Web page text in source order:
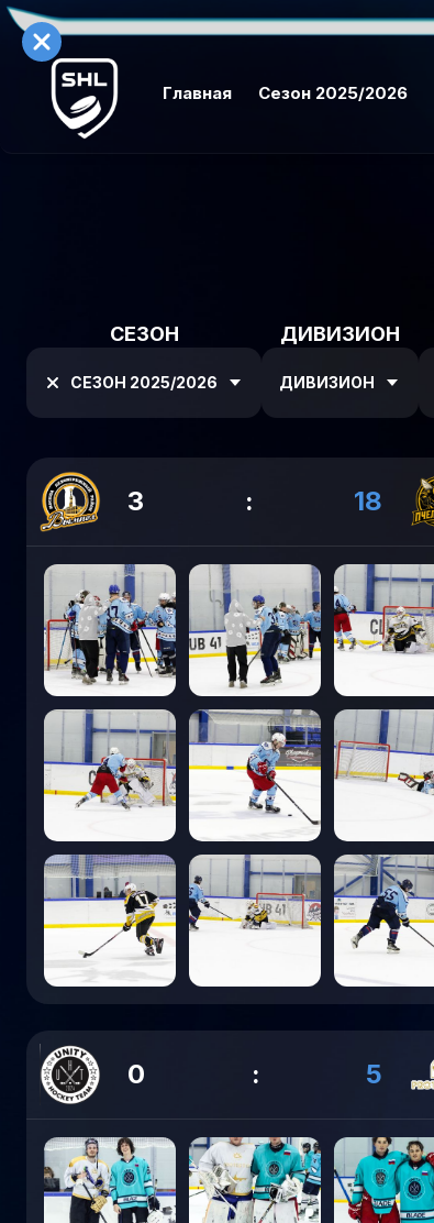
Главная Сезон 2025/2026
СЕЗОН
СЕЗОН 2025/2026
ДИВИЗИОН
ДИВИЗИОН
3 : 18
0 : 5